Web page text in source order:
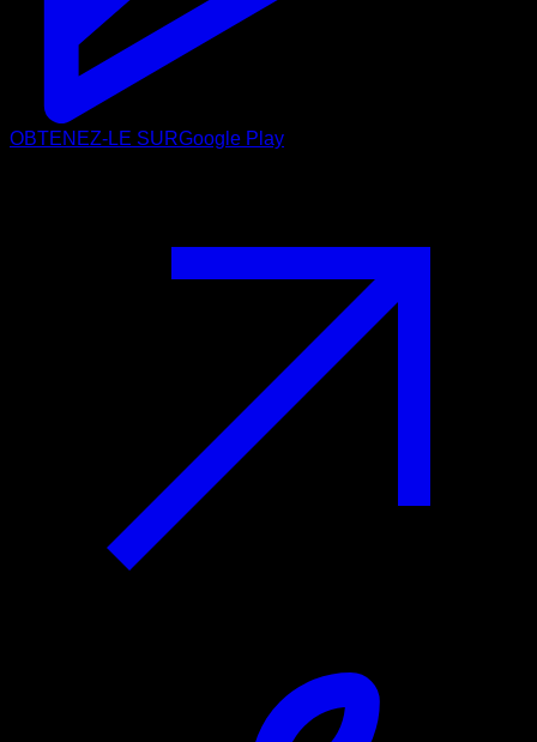
OBTENEZ-LE SURGoogle Play